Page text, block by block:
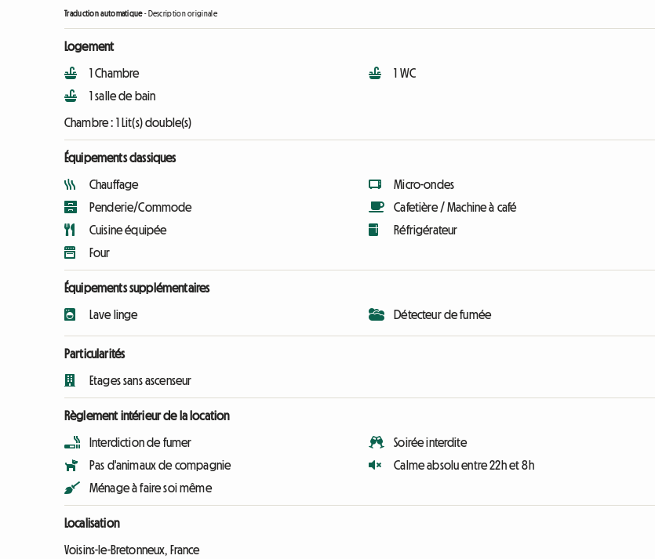
Traduction automatique- Description originale
Logement
1 Chambre
1 salle de bain
1 WC
Chambre : 1 Lit(s) double(s)
Équipements classiques
Chauffage
Penderie/Commode
Cuisine équipée
Four
Micro-ondes
Cafetière / Machine à café
Réfrigérateur
Équipements supplémentaires
Lave linge Détecteur de fumée
Particularités
Etages sans ascenseur
Règlement intérieur de la location
Interdiction de fumer
Pas d'animaux de compagnie
Ménage à faire soi même
Soirée interdite
Calme absolu entre 22h et 8h
Localisation
Voisins-le-Bretonneux, France